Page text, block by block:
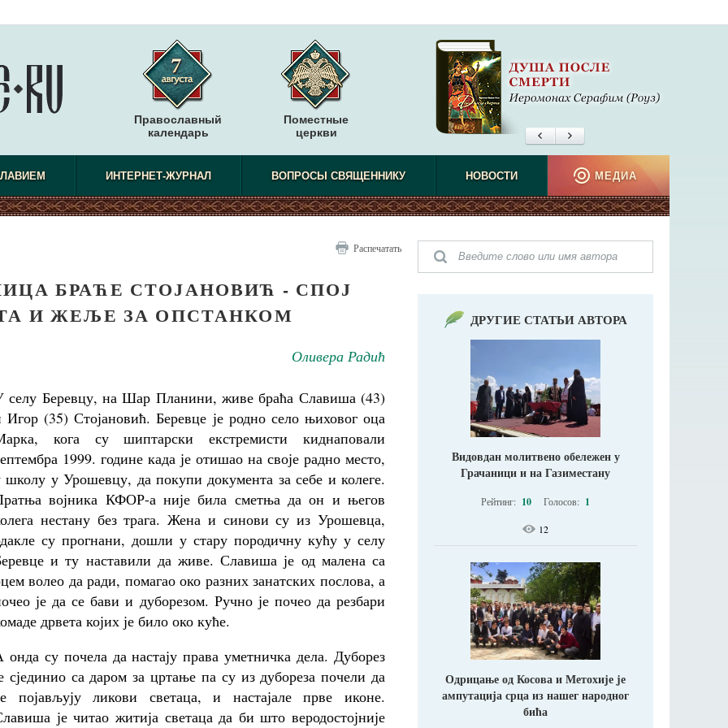
Поместные
церкви
Православный
календарь
ИНТЕРНЕТ-ЖУРНАЛ ВОПРОСЫ СВЯЩЕННИКУ НОВОСТИ МЕДИА
Распечатать
БРАЋЕ СТОЈАНОВИЋ - СПОЈ
И ЖЕЉЕ ЗА ОПСТАНКОМ
Оливера Радић
селу Беревцу, на Шар Планини, живе браћа Славиша (43)
Игор (35) Стојановић. Беревце је родно село њиховог оца
кога су шиптарски екстремисти киднаповали
1999. године када је отишао на своје радно место,
школу у Урошевцу, да покупи документа за себе и колеге.
војника КФОР-а није била сметња да он и његов
нестану без трага. Жена и синови су из Урошевца,
су прогнани, дошли у стару породичну кућу у селу
и ту наставили да живе. Славиша је од малена са
волео да ради, помагао око разних занатских послова, а
је да се бави и дуборезом. Ручно је почео да резбари
дрвета којих је било око куће.
онда су почела да настају права уметничка дела. Дуборез
сјединио са даром за цртање па су из дубореза почели да
појављују ликови светаца, и настајале прве иконе.
је читао житија светаца да би што веродостојније
ДРУГИЕ СТАТЬИ АВТОРА
Видовдан молитвено обележен у
Грачаници и на Газиместану
Рейтинг: 10 Голосов: 1
12
Одрицање од Косова и Метохије jе
ампутација срца из нашег народног
бића